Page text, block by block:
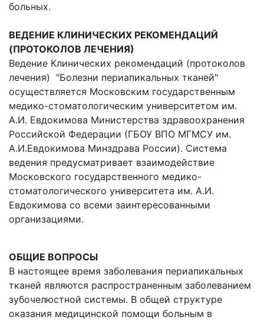
больных.
ВЕДЕНИЕ КЛИНИЧЕСКИХ РЕКОМЕНДАЦИЙ
(ПРОТОКОЛОВ ЛЕЧЕНИЯ)
Ведение Клинических рекомендаций (протоколов
лечения) "Болезни периапикальных тканей"
осуществляется Москов­ским государственным
медико-стоматологическим университетом им.
А.И. Евдокимова Министерства здравоохранения
Российской Федерации (ГБОУ ВПО МГМСУ им.
А.И.Евдокимова Минздрава России). Система
ведения предусматривает взаимодействие
Московского государственного медико-
стоматологического университета им. А.И.
Евдокимова со всеми заин­тересованными
организациями.
ОБЩИЕ ВОПРОСЫ
В настоящее время заболевания периапикальных
тканей являются распространенным заболеванием
зубочелюстной системы. В общей структуре
оказания медицинской помощи больным в